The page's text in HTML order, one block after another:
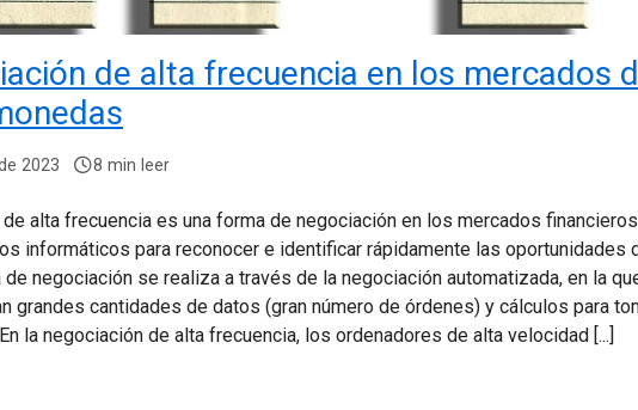
de alta frecuencia en los mercados
2023 8 min leer
alta frecuencia es una forma de negociación en los mercados
informáticos para reconocer e identificar rápidamente las oportunidades
negociación se realiza a través de la negociación automatizada, en la
grandes cantidades de datos (gran número de órdenes) y cálculos para
la negociación de alta frecuencia, los ordenadores de alta velocidad [...]